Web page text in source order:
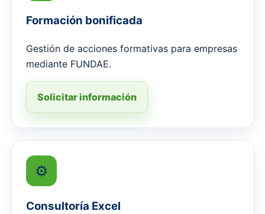
Formación bonificada
Gestión de acciones formativas para empresas
mediante FUNDAE.
Solicitar información
⚙️
Consultoría Excel